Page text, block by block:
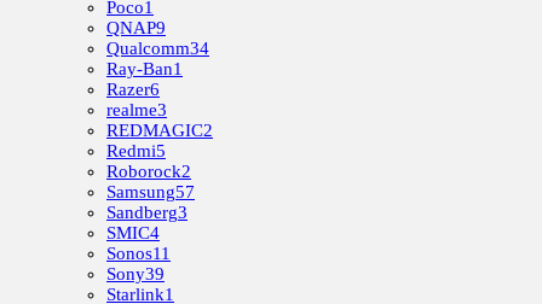
Poco1
QNAP9
Qualcomm34
Ray-Ban1
Razer6
realme3
REDMAGIC2
Redmi5
Roborock2
Samsung57
Sandberg3
SMIC4
Sonos11
Sony39
Starlink1